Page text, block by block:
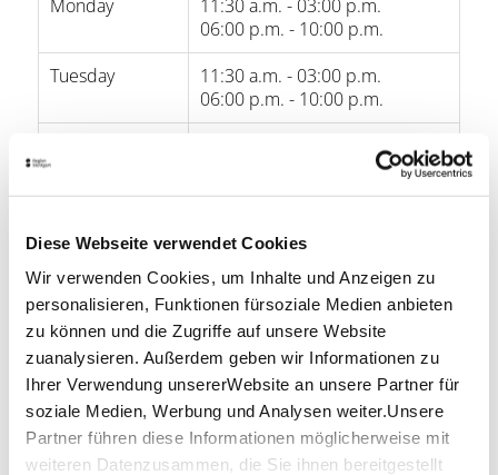
Diese Webseite verwendet Cookies
Wir verwenden Cookies, um Inhalte und Anzeigen zu
personalisieren, Funktionen fürsoziale Medien anbieten
zu können und die Zugriffe auf unsere Website
zuanalysieren. Außerdem geben wir Informationen zu
Ihrer Verwendung unsererWebsite an unsere Partner für
soziale Medien, Werbung und Analysen weiter.Unsere
Partner führen diese Informationen möglicherweise mit
weiteren Datenzusammen, die Sie ihnen bereitgestellt
Monday
11:30 a.m. - 03:00 p.m.
06:00 p.m. - 10:00 p.m.
Tuesday
11:30 a.m. - 03:00 p.m.
06:00 p.m. - 10:00 p.m.
11:30 a.m. - 03:00 p.m.
06:00 p.m. - 10:00 p.m.
06:00 p.m. - 10:00 p.m.
Friday
11:30 a.m. - 03:00 p.m.
06:00 p.m. - 10:00 p.m.
Saturday
11:30 a.m. - 03:00 p.m.
06:00 p.m. - 10:00 p.m.
Sunday
11:30 a.m. - 03:00 p.m.
06:00 p.m. - 10:00 p.m.